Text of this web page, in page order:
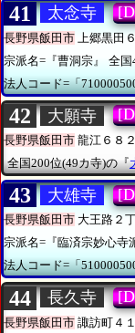
41 太念寺
長野県飯田市 上郷黒田
宗派名=『曹洞宗』
全国
法人コード=「
42 大願寺
長野県飯田市 龍江６８
全国200位(49カ寺)の『
43 大雄寺
長野県飯田市 大王路２
宗派名=『臨済宗妙心寺
法人コード=「
44 長久寺
長野県飯田市 諏訪町４